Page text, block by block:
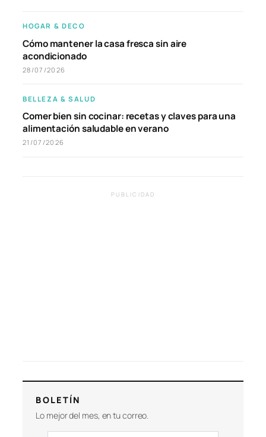
HOGAR & DECO
Cómo mantener la casa fresca sin aire
acondicionado
28/07/2026
BELLEZA & SALUD
Comer bien sin cocinar: recetas y claves para una
alimentación saludable en verano
21/07/2026
PUBLICIDAD
BOLETÍN
Lo mejor del mes, en tu correo.